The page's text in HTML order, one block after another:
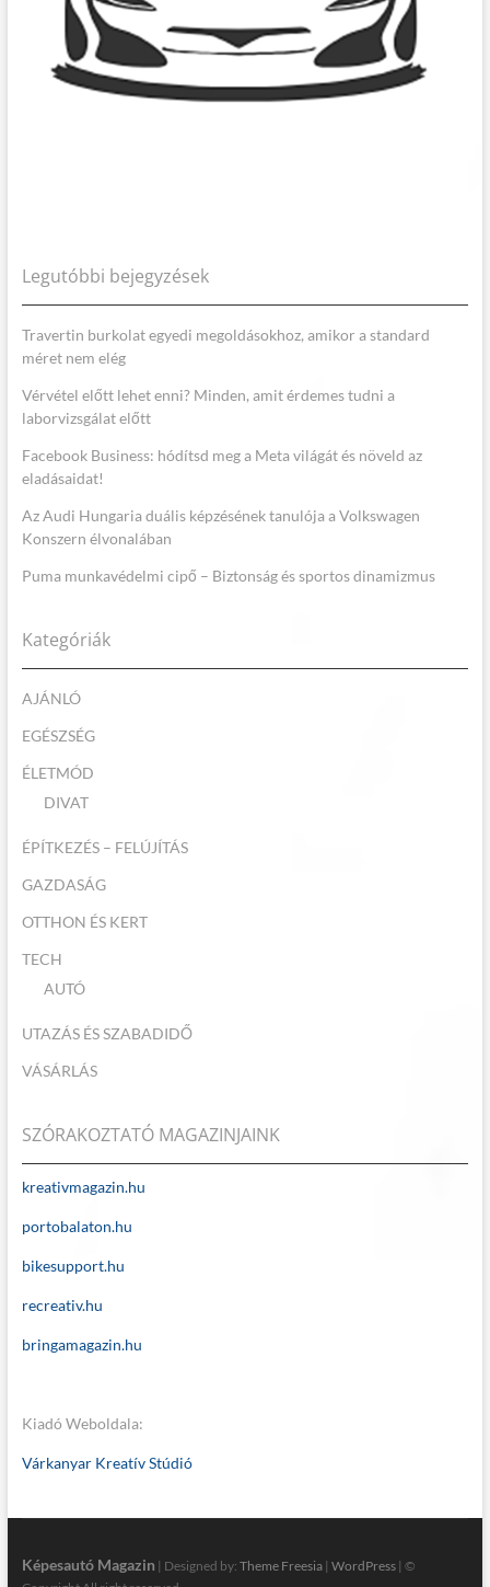
Legutóbbi bejegyzések
Travertin burkolat egyedi megoldásokhoz, amikor a standard
méret nem elég
Vérvétel előtt lehet enni? Minden, amit érdemes tudni a
laborvizsgálat előtt
Facebook Business: hódítsd meg a Meta világát és növeld az
eladásaidat!
Az Audi Hungaria duális képzésének tanulója a Volkswagen
Konszern élvonalában
Puma munkavédelmi cipő – Biztonság és sportos dinamizmus
Kategóriák
AJÁNLÓ
EGÉSZSÉG
ÉLETMÓD
DIVAT
ÉPÍTKEZÉS – FELÚJÍTÁS
GAZDASÁG
OTTHON ÉS KERT
TECH
AUTÓ
UTAZÁS ÉS SZABADIDŐ
VÁSÁRLÁS
SZÓRAKOZTATÓ MAGAZINJAINK
kreativmagazin.hu
portobalaton.hu
bikesupport.hu
recreativ.hu
bringamagazin.hu
Kiadó Weboldala:
Várkanyar Kreatív Stúdió
Képesautó Magazin | Designed by: Theme Freesia| WordPress| ©